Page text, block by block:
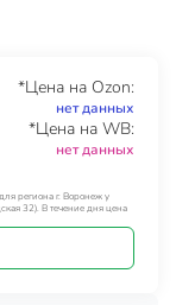
*Цена на Ozon:
нет данных
*Цена на WB:
нет данных
региона г. Воронеж у
32). В течение дня цена